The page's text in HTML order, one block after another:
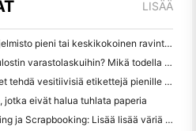
LISÄÄ
Miten valita oikea ravintola ohjelmisto pieni tai keskikokoinen ravintola
Tarvitsetko kannettavan A4-tulostin varastolaskuihin? Mikä todella toimii
Voivatko lämpöetikettitulostimet tehdä vesitiivisiä etikettejä pienille yritystuotteille?
jotka eivät halua tuhlata paperia
Paras väri Label Maker journaling ja Scrapbooking: Lisää lisää väriä jokaiselle sivulle